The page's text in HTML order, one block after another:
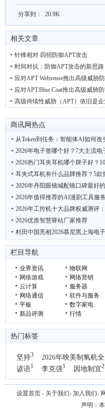
分享到： 20.9K
相关文章
针锋相对 四招防御APT攻击
时间对抗：防御APT攻击的新思路
应对APT Websense推出高级威胁
应对APT:Blue Coat推出高级威胁
高级持续性威胁（APT）依旧是
商讯网热点
从Token到任务：智能体AI如何改
2026年电子签哪个好？7大主流
2026热门耳夹耳机哪个牌子好？
耳夹式耳机有什么品牌推荐？5款
2026年丹阳眼镜城配镜口碑最好
2026年值得推荐的AI漫剧工具服
2026年工控机十大品牌权威测评
2026优质智慧驿站厂家推荐
村田中国亮相2026慕尼黑上海电
“鲜”动羊城 西安 周至携猕猴桃电
栏目导航
业界资讯 物联网
网络游戏
网络营销
云计算
服务器
网络通信
软件与服务
平板
数字家电
新品评测
行情
热门标签
坚持3 2026年映美制氧机
谚语1 李克强1 因地制宜2
国办1
设置首页 - 关于我们- 加入我们-
声明：